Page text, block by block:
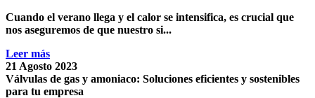
Cuando el verano llega y el calor se intensifica, es crucial que
nos aseguremos de que nuestro si...
Leer más
21 Agosto 2023
Válvulas de gas y amoniaco: Soluciones eficientes y sostenibles
para tu empresa